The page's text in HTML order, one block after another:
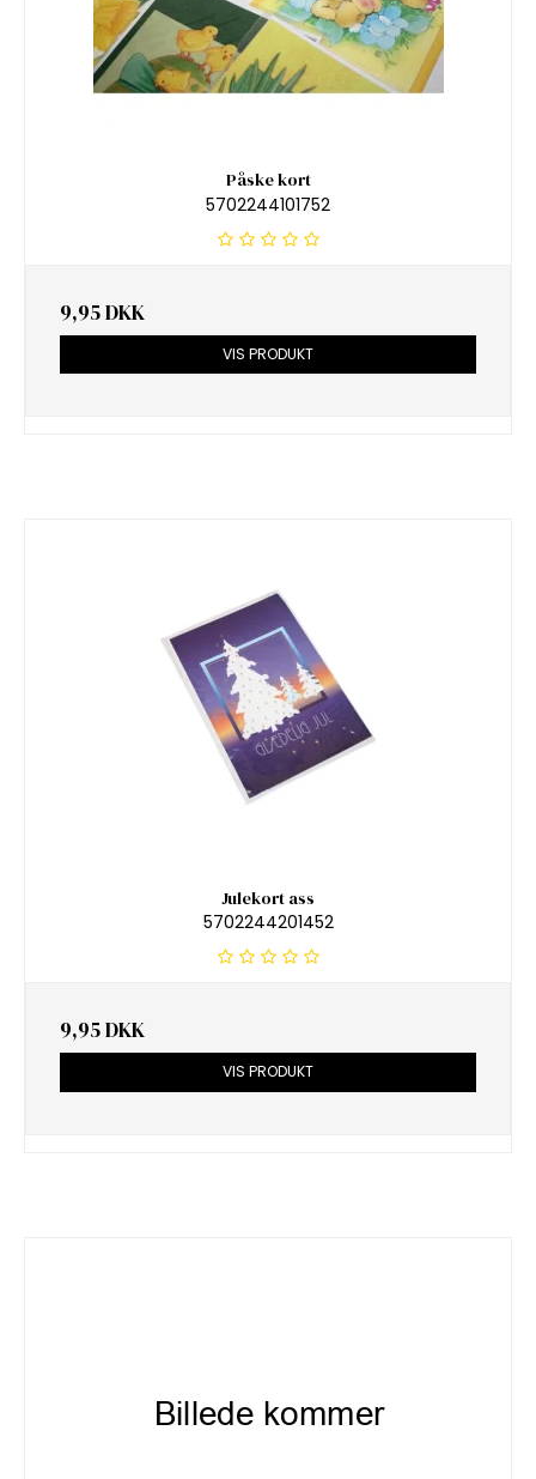
Påske kort
5702244101752
9,95 DKK
VIS PRODUKT
Julekort ass
5702244201452
9,95 DKK
VIS PRODUKT